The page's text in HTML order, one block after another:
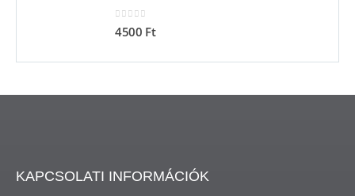
0 out of 5
4500 Ft
KAPCSOLATI INFORMÁCIÓK